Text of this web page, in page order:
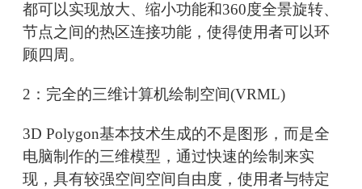
都可以实现放大、缩小功能和360度全景旋转、
节点之间的热区连接功能，使得使用者可以环
顾四周。
2：完全的三维计算机绘制空间(VRML)
3D Polygon基本技术生成的不是图形，而是全
电脑制作的三维模型，通过快速的绘制来实
现，具有较强空间空间自由度，使用者与特定